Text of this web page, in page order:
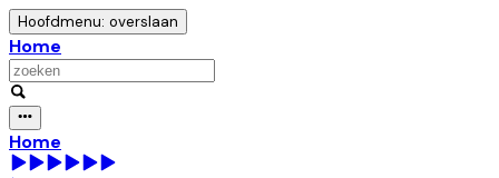
Hoofdmenu: overslaan
Home
Home